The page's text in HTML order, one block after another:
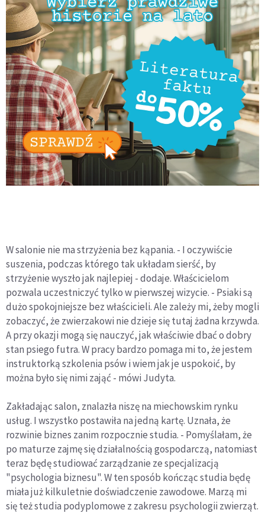
W salonie nie ma strzyżenia bez kąpania. - I oczywiście
suszenia, podczas którego tak układam sierść, by
strzyżenie wyszło jak najlepiej - dodaje. Właścicielom
pozwala uczestniczyć tylko w pierwszej wizycie. - Psiaki są
dużo spokojniejsze bez właścicieli. Ale zależy mi, żeby mogli
zobaczyć, że zwierzakowi nie dzieje się tutaj żadna krzywda.
A przy okazji mogą się nauczyć, jak właściwie dbać o dobry
stan psiego futra. W pracy bardzo pomaga mi to, że jestem
instruktorką szkolenia psów i wiem jak je uspokoić, by
można było się nimi zająć - mówi Judyta.
Zakładając salon, znalazła niszę na miechowskim rynku
usług. I wszystko postawiła na jedną kartę. Uznała, że
rozwinie biznes zanim rozpocznie studia. - Pomyślałam, że
po maturze zajmę się działalnością gospodarczą, natomiast
teraz będę studiować zarządzanie ze specjalizacją
"psychologia biznesu". W ten sposób kończąc studia będę
miała już kilkuletnie doświadczenie zawodowe. Marzą mi
się też studia podyplomowe z zakresu psychologii zwierząt.